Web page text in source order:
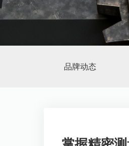
品牌动态